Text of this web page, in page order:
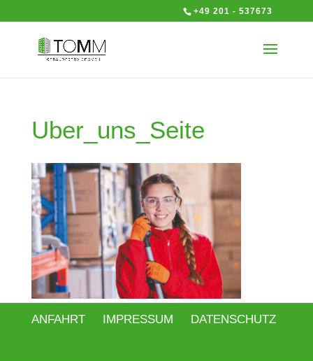
+49 201 - 537673
Uber_uns_Seite
ANFAHRT IMPRESSUM DATENSCHUTZ